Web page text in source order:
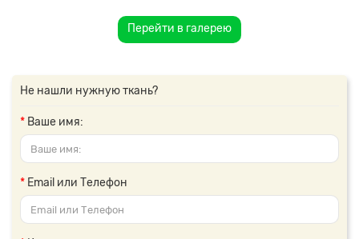
Перейти в галерею
Не нашли нужную ткань?
Ваше имя:
Email или Телефон